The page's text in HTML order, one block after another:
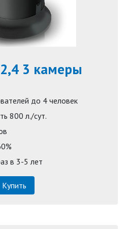
3 камеры
до 4 человек
800 л./сут.
в 3-5 лет
Купить